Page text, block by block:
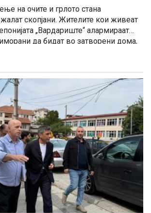
на очите и грлото стана
скопјани. Жителите кои живеат
„Вардариште“ алармираат
да бидат во затворени дома,
и внатре во собите. Лекарите